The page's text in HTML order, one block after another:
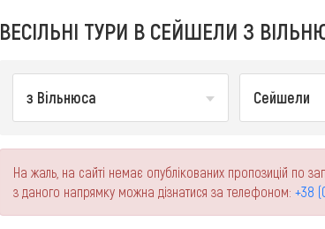
ВЕСІЛЬНІ ТУРИ В СЕЙШЕЛИ З
з Вільнюса Сейшели
На жаль, на сайті немає опублікованих пропозицій по
з даного напрямку можна дізнатися за телефоном: +38